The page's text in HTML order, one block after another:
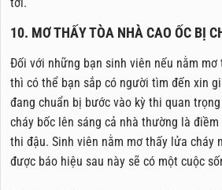
10. MƠ THẤY TÒA NHÀ CAO ỐC BỊ
Đối với những bạn sinh viên nếu nằm
thì có thể bạn sắp có người tìm đến xin
đang chuẩn bị bước vào kỳ thi quan
cháy bốc lên sáng cả nhà thường là
thi đậu. Sinh viên nằm mơ thấy lửa cháy
được báo hiệu sau này sẽ có một cuộc